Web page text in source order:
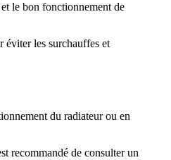
le bon fonctionnement de
éviter les surchauffes et
du radiateur ou en
recommandé de consulter un